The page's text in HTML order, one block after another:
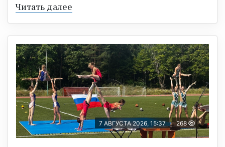
Читать далее
7 АВГУСТА 2026, 15:37 268